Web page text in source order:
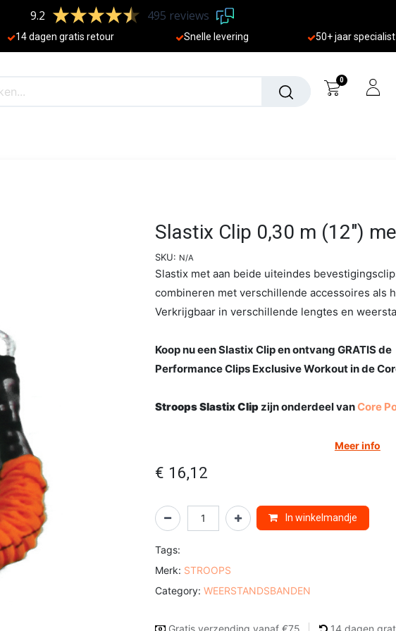
9.2 495 reviews
14 dagen gratis retour Sne lle levering 50+ jaar specialist
0
Slastix Clip 0,30 m (12")
SKU: N/A
Slastix met aan beide uiteindes
combineren met verschillende accessoires als
Verkrijgbaar in verschillende lengtes en
Koop nu een Slastix Clip en ontvang GRATIS de
Performance Clips Exclusive Workout in de
Stroops Slastix Clip zijn onderdeel vanCore
Meer info
€ 16,12
In winkelmandje
Tags:
Merk: STROOPS
Category: WEERSTANDSBANDEN
Gratis verzending vanaf €75 14 dagen